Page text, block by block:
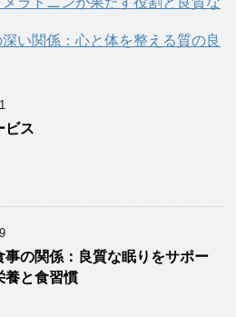
い関係：心と体を整える質の良
ビス
事の関係：良質な眠りをサポー
養と食習慣